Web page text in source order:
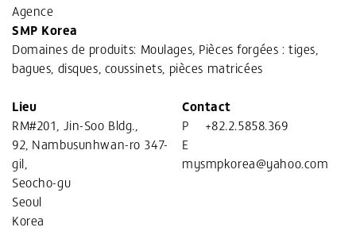
Agence
SMP Korea
Domaines de produits: Moulages, Pièces forgées : tiges,
bagues, disques, coussinets, pièces matricées
Lieu
RM#201, Jin-Soo Bldg.,
92, Nambusunhwan-ro 347-
gil,
Seocho-gu
Seoul
Korea
Contact
P
+82.2.5858.369
E
mysmpkorea@yahoo.com